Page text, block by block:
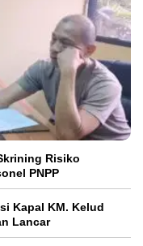
Risiko
PNPP
Kapal KM. Kelud
Lancar